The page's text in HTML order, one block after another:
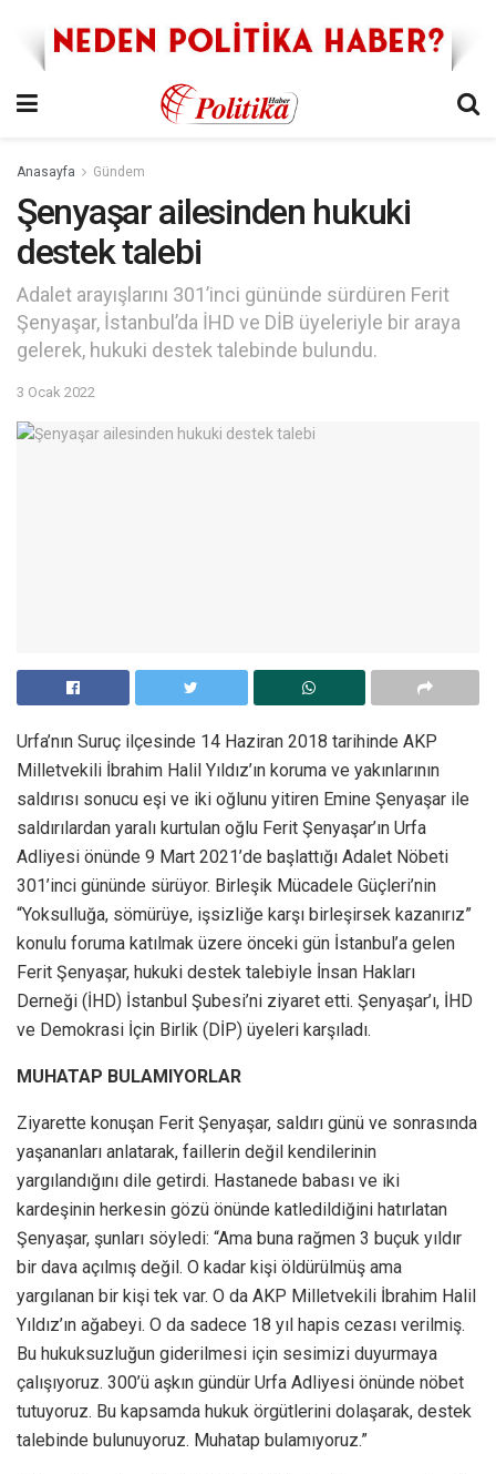
Anasayfa Gündem
Şenyaşar ailesinden hukuki
destek talebi
Adalet arayışlarını 301’inci gününde sürdüren Ferit
Şenyaşar, İstanbul’da İHD ve DİB üyeleriyle bir araya
gelerek, hukuki destek talebinde bulundu.
3 Ocak 2022
Urfa’nın Suruç ilçesinde 14 Haziran 2018 tarihinde AKP
Milletvekili İbrahim Halil Yıldız’ın koruma ve yakınlarının
saldırısı sonucu eşi ve iki oğlunu yitiren Emine Şenyaşar ile
saldırılardan yaralı kurtulan oğlu Ferit Şenyaşar’ın Urfa
Adliyesi önünde 9 Mart 2021’de başlattığı Adalet Nöbeti
301’inci gününde sürüyor. Birleşik Mücadele Güçleri’nin
“Yoksulluğa, sömürüye, işsizliğe karşı birleşirsek kazanırız”
konulu foruma katılmak üzere önceki gün İstanbul’a gelen
Ferit Şenyaşar, hukuki destek talebiyle İnsan Hakları
Derneği (İHD) İstanbul Şubesi’ni ziyaret etti. Şenyaşar’ı, İHD
ve Demokrasi İçin Birlik (DİP) üyeleri karşıladı.
MUHATAP BULAMIYORLAR
Ziyarette konuşan Ferit Şenyaşar, saldırı günü ve sonrasında
yaşananları anlatarak, faillerin değil kendilerinin
yargılandığını dile getirdi. Hastanede babası ve iki
kardeşinin herkesin gözü önünde katledildiğini hatırlatan
Şenyaşar, şunları söyledi: “Ama buna rağmen 3 buçuk yıldır
bir dava açılmış değil. O kadar kişi öldürülmüş ama
yargılanan bir kişi tek var. O da AKP Milletvekili İbrahim Halil
Yıldız’ın ağabeyi. O da sadece 18 yıl hapis cezası verilmiş.
Bu hukuksuzluğun giderilmesi için sesimizi duyurmaya
çalışıyoruz. 300’ü aşkın gündür Urfa Adliyesi önünde nöbet
tutuyoruz. Bu kapsamda hukuk örgütlerini dolaşarak, destek
talebinde bulunuyoruz. Muhatap bulamıyoruz.”